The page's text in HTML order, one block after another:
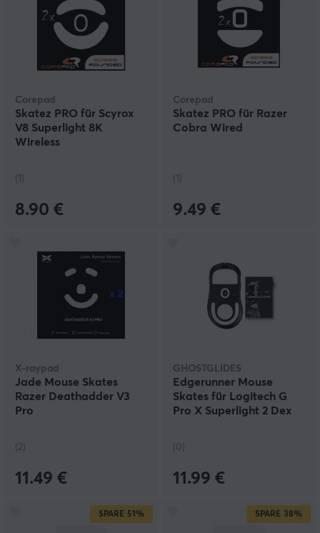
Corepad
Skatez PRO für Scyrox
V8 Superlight 8K
Wireless
(1)
8.90 €
Corepad
Skatez PRO für Razer
Cobra Wired
(1)
9.49 €
X-raypad
Jade Mouse Skates
Razer Deathadder V3
Pro
(2)
11.49 €
GHOSTGLIDES
Edgerunner Mouse
Skates für Logitech G
Pro X Superlight 2 Dex
(0)
11.99 €
SPARE 51% SPARE 38%